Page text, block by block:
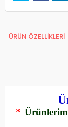
ÜRÜN ÖZELLİKLERİ
*